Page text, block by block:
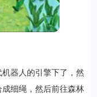
器人的引擎下了，然
细绳，然后前往森林